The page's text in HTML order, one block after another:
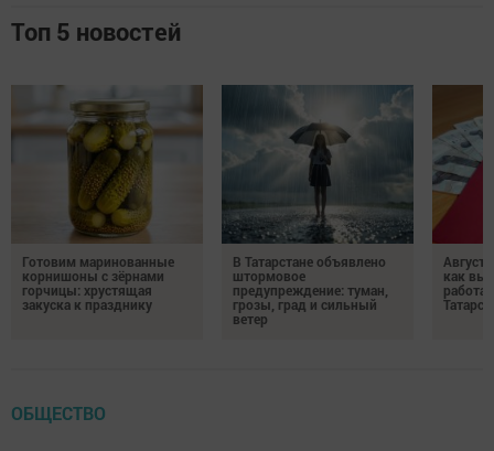
Топ 5 новостей
Готовим маринованные
корнишоны с зёрнами
горчицы: хрустящая
закуска к празднику
В Татарстане объявлено
штормовое
предупреждение: туман,
грозы, град и сильный
ветер
как
ОБЩЕСТВО